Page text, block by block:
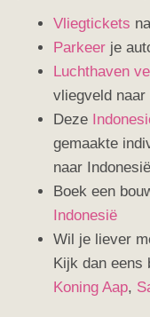
Vliegtickets
Parkeer je
Luchthaven
vliegveld naar
Deze
gemaakte
naar
Boek een
Indonesië
Wil je liever
Kijk dan eens
Koning Aap,